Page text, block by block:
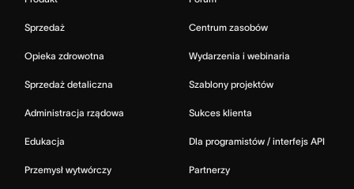
Sprzedaż
Opieka zdrowotna
Sprzedaż detaliczna
Administracja rządowa
Edukacja
Przemysł wytwórczy
Centrum zasobów
Wydarzenia i webinaria
Szablony projektów
Sukces klienta
Dla programistów / interfejs API
Partnerzy